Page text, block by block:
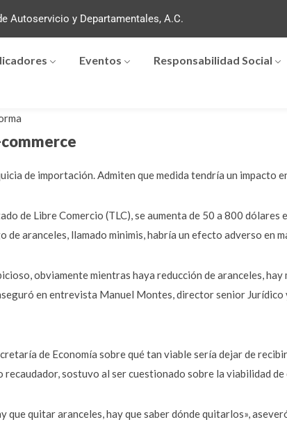
Autoservicio y Departamentales, A.C.
Eventos Responsabilidad Social
de importación. Admiten que medida tendría un impacto
de Libre Comercio (TLC), se aumenta de 50 a 800
aranceles, llamado minimis, habría un efecto adverso en
obviamente mientras haya reducción de aranceles,
en entrevista Manuel Montes, director senior Jurídico
de Economía sobre qué tan viable sería dejar de
sostuvo al ser cuestionado sobre la viabilidad
que quitar aranceles, hay que saber dónde quitarlos»,